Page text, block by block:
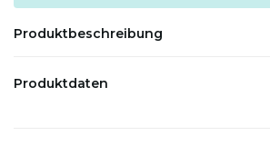
Produktbeschreibung
Produktdaten